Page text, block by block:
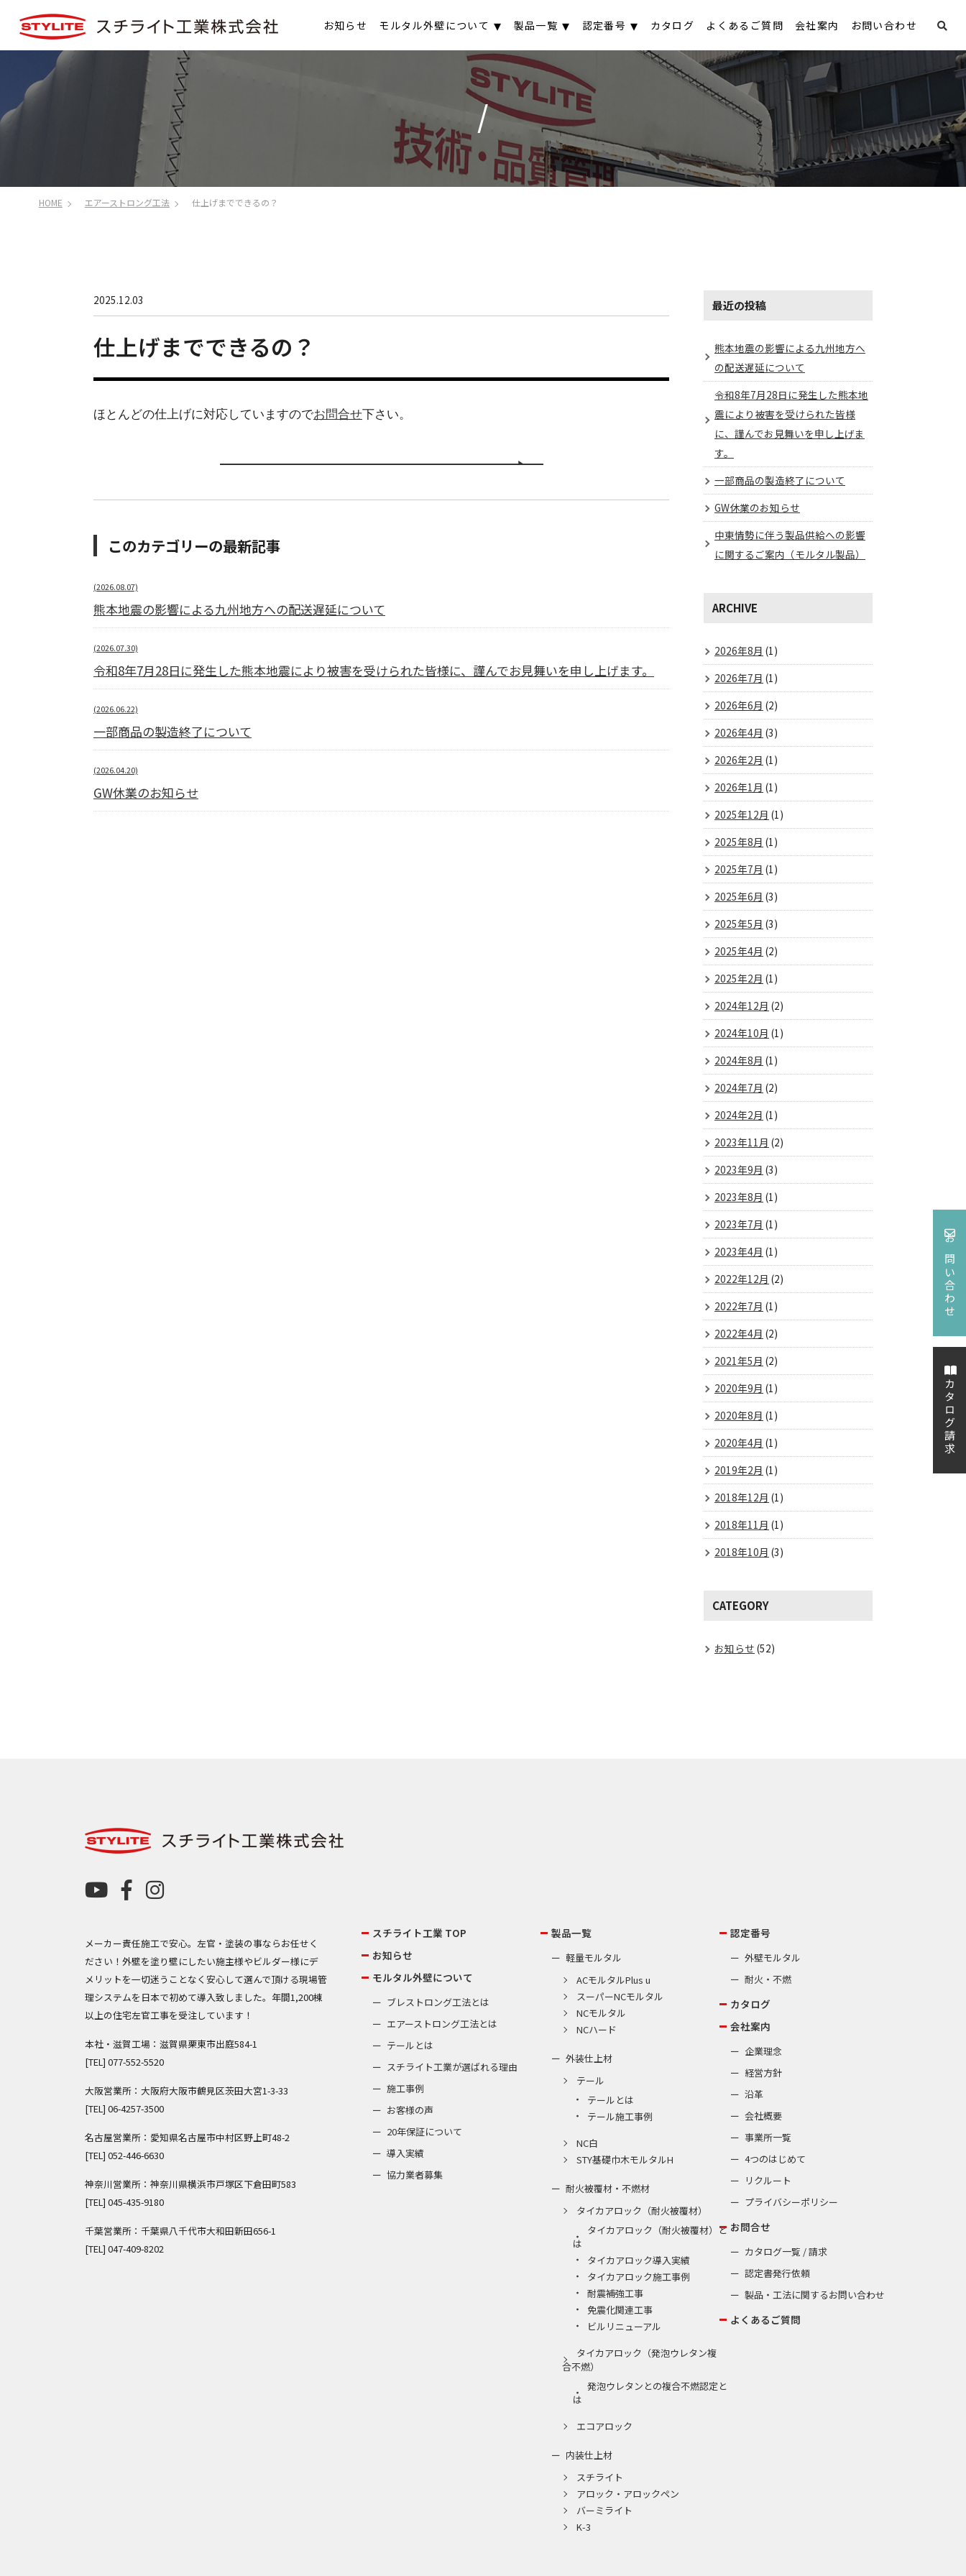
お知らせ モルタル外壁について 製品一覧 認定番号 カタログ よくあるご質問 会社案内 お問い合わせ
お問い合わせ
カタログ請求
/
HOME エアーストロング工法 仕上げまでできるの？
2025.12.03
仕上げまでできるの？
ほとんどの仕上げに対応していますのでお問合せ下さい。
このカテゴリーの最新記事
(2026.08.07)
熊本地震の影響による九州地方への配送遅延について
(2026.07.30)
令和8年7月28日に発生した熊本地震により被害を受けられた皆様に、謹んでお見舞いを申し上げます。
(2026.06.22)
一部商品の製造終了について
(2026.04.20)
GW休業のお知らせ
最近の投稿
熊本地震の影響による九州地方へ
の配送遅延について
令和8年7月28日に発生した熊本地
震により被害を受けられた皆様
に、謹んでお見舞いを申し上げま
す。
一部商品の製造終了について
GW休業のお知らせ
中東情勢に伴う製品供給への影響
に関するご案内（モルタル製品）
ARCHIVE
2026年8月 (1)
2026年7月 (1)
2026年6月 (2)
2026年4月 (3)
2026年2月 (1)
2026年1月 (1)
2025年12月 (1)
2025年8月 (1)
2025年7月 (1)
2025年6月 (3)
2025年5月 (3)
2025年4月 (2)
2025年2月 (1)
2024年12月 (2)
2024年10月 (1)
2024年8月 (1)
2024年7月 (2)
2024年2月 (1)
2023年11月 (2)
2023年9月 (3)
2023年8月 (1)
2023年7月 (1)
2023年4月 (1)
2022年12月 (2)
2022年7月 (1)
2022年4月 (2)
2021年5月 (2)
2020年9月 (1)
2020年8月 (1)
2020年4月 (1)
2019年2月 (1)
2018年12月 (1)
2018年11月 (1)
2018年10月 (3)
CATEGORY
お知らせ (52)
メーカー責任施工で安心。左官・塗装の事ならお任せく
ださい！外壁を塗り壁にしたい施主様やビルダー様にデ
メリットを一切迷うことなく安心して選んで頂ける現場管
理システムを日本で初めて導入致しました。年間1,200棟
以上の住宅左官工事を受注しています！
本社・滋賀工場：滋賀県栗東市出庭584-1
[TEL] 077-552-5520
大阪営業所：大阪府大阪市鶴見区茨田大宮1-3-33
[TEL] 06-4257-3500
名古屋営業所：愛知県名古屋市中村区野上町48-2
[TEL] 052-446-6630
神奈川営業所：神奈川県横浜市戸塚区下倉田町583
[TEL] 045-435-9180
千葉営業所：千葉県八千代市大和田新田656-1
[TEL] 047-409-8202
スチライト工業 TOP
お知らせ
モルタル外壁について
ブレストロング工法とは
エアーストロング工法とは
テールとは
スチライト工業が選ばれる理由
施工事例
お客様の声
20年保証について
導入実績
協力業者募集
製品一覧
軽量モルタル
ACモルタルPlus u
スーパーNCモルタル
NCモルタル
NCハード
外装仕上材
テール
テールとは
テール施工事例
NC白
STY基礎巾木モルタルH
耐火被覆材・不燃材
タイカアロック（耐火被覆材）
タイカアロック（耐火被覆材）と
は
タイカアロック導入実績
タイカアロック施工事例
耐震補強工事
免震化関連工事
ビルリニューアル
タイカアロック（発泡ウレタン複
合不燃）
発泡ウレタンとの複合不燃認定と
は
エコアロック
内装仕上材
スチライト
アロック・アロックペン
バーミライト
K-3
認定番号
外壁モルタル
耐火・不燃
カタログ
会社案内
企業理念
経営方針
沿革
会社概要
事業所一覧
4つのはじめて
リクルート
プライバシーポリシー
お問合せ
カタログ一覧 / 請求
認定書発行依頼
製品・工法に関するお問い合わせ
よくあるご質問